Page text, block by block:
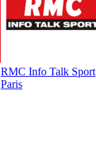
RMC Info Talk Sport
Paris